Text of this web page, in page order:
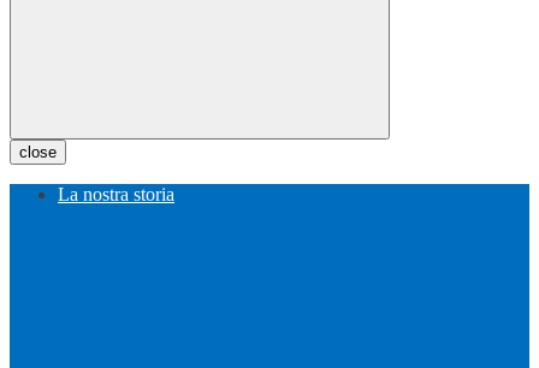
close
La nostra storia